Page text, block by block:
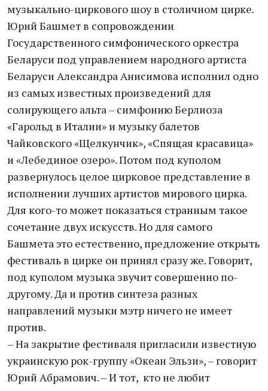
музыкально-циркового шоу в столичном цирке.
Юрий Башмет в сопровождении
Государственного симфонического оркестра
Беларуси под управлением народного артиста
Беларуси Александра Анисимова исполнил одно
из самых известных произведений для
солирующего альта – симфонию Берлиоза
«Гарольд в Италии» и музыку балетов
Чайковского «Щелкунчик», «Спящая красавица»
и «Лебединое озеро». Потом под куполом
развернулось целое цирковое представление в
исполнении лучших артистов мирового цирка.
Для кого-то может показаться странным такое
сочетание двух искусств. Но для самого
Башмета это естественно, предложение открыть
фестиваль в цирке он принял сразу же. Говорит,
под куполом музыка звучит совершенно по-
другому. Да и против синтеза разных
направлений музыки мэтр ничего не имеет
против.
– На закрытие фестиваля пригласили известную
украинскую рок-группу «Океан Эльзи», – говорит
Юрий Абрамович. – И тот, кто не любит